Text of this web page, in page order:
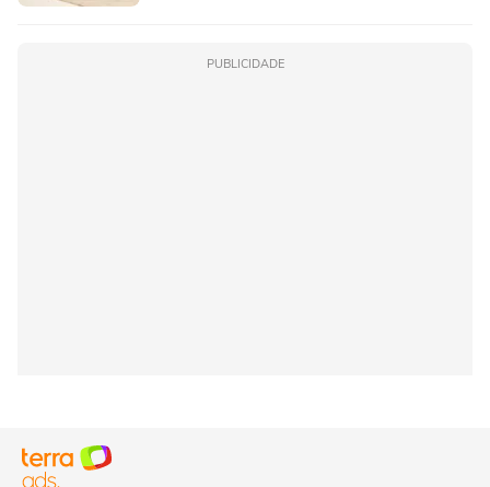
PUBLICIDADE